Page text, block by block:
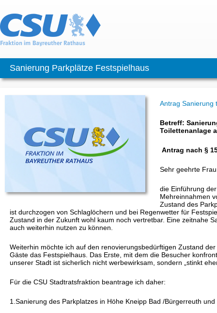
Sanierung Parkplätze Festspielhaus
Antrag Sanierung
Betreff:
Toilettenanlage
Antrag nach §
Sehr geehrte
die Einführung
Mehreinnahmen
Zustand des
ist durchzogen von Schlaglöchern und bei Regenwetter für
Zustand in der Zukunft wohl kaum noch vertretbar. Eine zeitnahe
auch weiterhin nutzen zu können.
Weiterhin möchte ich auf den renovierungsbedürftigen Zustand
Gäste das Festspielhaus. Das Erste, mit dem die Besucher
unserer Stadt ist sicherlich nicht werbewirksam, sondern „stinkt
Für die CSU Stadtratsfraktion beantrage ich daher:
1.Sanierung des Parkplatzes in Höhe Kneipp Bad /Bürgerreuth